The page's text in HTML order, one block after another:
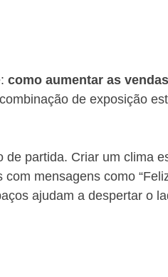
como aumentar as
de exposição
de partida. Criar um clima
mensagens como
ajudam a despertar o